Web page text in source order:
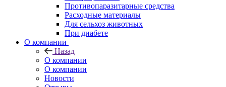
Противопаразитарные средства
Расходные материалы
Для сельхоз животных
При диабете
О компании
Назад
О компании
О компании
Новости